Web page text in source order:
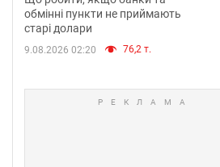
обмінні пункти не приймають
старі долари
9.08.2026 02:20 76,2 т.